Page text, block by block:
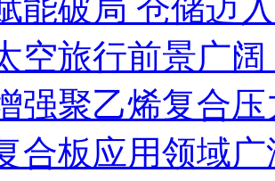
能破局 仓储迈
空旅行前景广
强聚乙烯复合
合板应用领域